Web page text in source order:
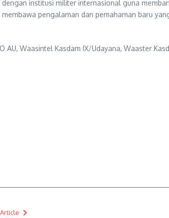
institusi militer internasional guna
pengalaman dan pemahaman baru
Waasintel Kasdam IX/Udayana, Waaster